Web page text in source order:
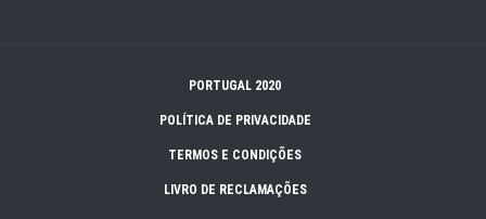
PORTUGAL 2020
POLÍTICA DE PRIVACIDADE
TERMOS E CONDIÇÕES
LIVRO DE RECLAMAÇÕES